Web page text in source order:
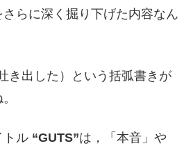
らに深く掘り下げた内容なん
吐き出した）という括弧書きが
トル “GUTS”は，「本音」や